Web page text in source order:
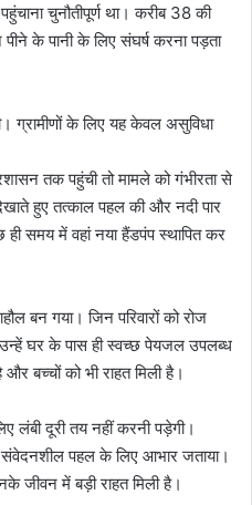
चुनौतीपूर्ण था। करीब 38 की
पीने के पानी के लिए संघर्ष करना पड़ता
ग्रामीणों के लिए यह केवल असुविधा
तक पहुंची तो मामले को गंभीरता से
हुए तत्काल पहल की और नदी पार
समय में वहां नया हैंडपंप स्थापित कर
बन गया। जिन परिवारों को रोज
घर के पास ही स्वच्छ पेयजल उपलब्ध
बच्चों को भी राहत मिली है।
लंबी दूरी तय नहीं करनी पड़ेगी।
संवेदनशील पहल के लिए आभार जताया।
जीवन में बड़ी राहत मिली है।